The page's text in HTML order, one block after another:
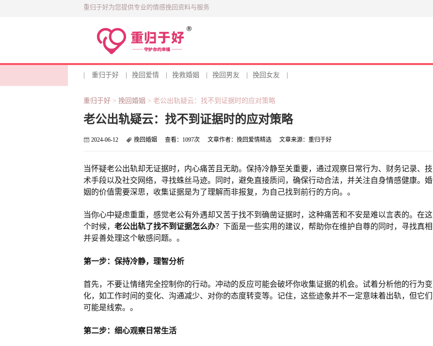
重归于好为您提供专业的情感挽回资料与服务
重归于好 挽回爱情 挽救婚姻 挽回男友 挽回女友
重归于好> 挽回婚姻 > 老公出轨疑云：找不到证据时的应对策略
老公出轨疑云：找不到证据时的应对策略
2024-06-12 挽回婚姻 查看： 1097次 文章作者： 挽回爱情精选 文章来源： 重归于好
当怀疑老公出轨却无证据时，内心痛苦且无助。保持冷静至关重要，通过观察日常行为、财务记录、技
术手段以及社交网络，寻找蛛丝马迹。同时，避免直接质问，确保行动合法，并关注自身情感健康。婚
姻的价值需要深思，收集证据是为了理解而非报复，为自己找到前行的方向。。
当你心中疑虑重重，感觉老公有外遇却又苦于找不到确凿证据时，这种痛苦和不安是难以言表的。在这
个时候， 老公出轨了找不到证据怎么办？下面是一些实用的建议，帮助你在维护自尊的同时，寻找真相
并妥善处理这个敏感问题。。
第一步：保持冷静，理智分析
首先，不要让情绪完全控制你的行动。冲动的反应可能会破坏你收集证据的机会。试着分析他的行为变
化，如工作时间的变化、沟通减少、对你的态度转变等。记住，这些迹象并不一定意味着出轨，但它们
可能是线索。。
第二步：细心观察日常生活